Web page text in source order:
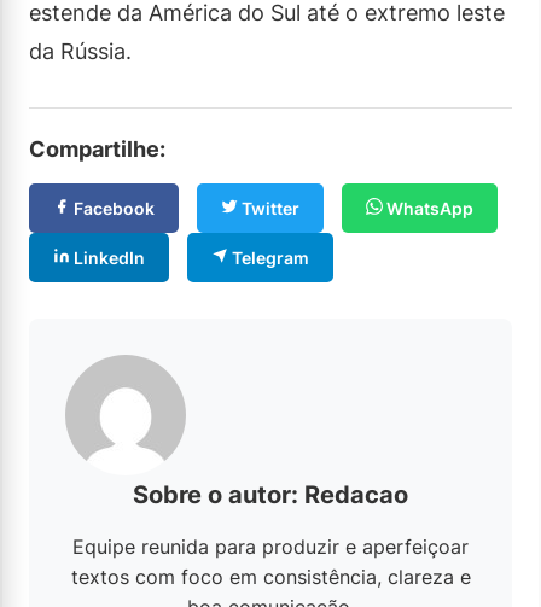
estende da América do Sul até o extremo leste
da Rússia.
Compartilhe:
Facebook Twitter WhatsApp
LinkedIn Telegram
Sobre o autor: Redacao
Equipe reunida para produzir e aperfeiçoar
textos com foco em consistência, clareza e